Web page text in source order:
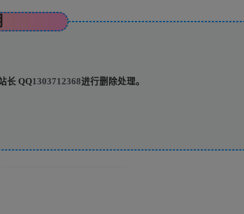
长 QQ1303712368进行删除处理。